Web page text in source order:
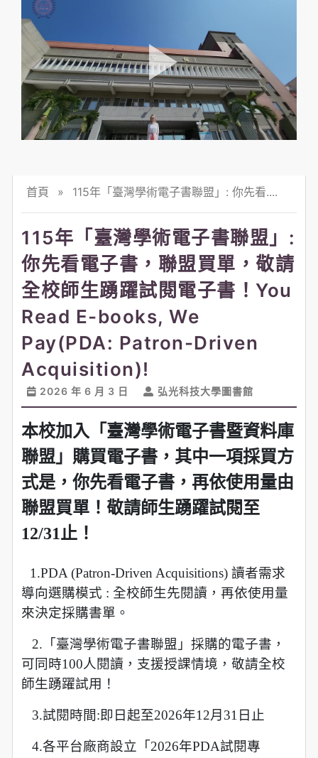
首頁 » 115年「臺灣學術電子書聯盟」: 你先看....
115年「臺灣學術電子書聯盟」:
你先看電子書，聯盟買單，敬請
全校師生踴躍試閱電子書！You
Read E-books, We
Pay(PDA: Patron-Driven
Acquisition)!
2026 年 6 月 3 日 弘光科技大學圖書館
本校加入「臺灣學術電子書暨資料庫
聯盟」購買電子書，其中一項採買方
式是， 你先看電子書，再依使用量由
聯盟買單！敬請師生踴躍試閱至
12/31止！
1.PDA (Patron-Driven Acquisitions) 讀者需求
導向選購模式 : 全校師生先閱讀， 再依使用量
來決定採購書單。
2.「臺灣學術電子書聯盟」採購的電子書，
可同時100人閱讀， 支援授課情境，敬請全校
師生踴躍試用！
3.試閱時間:即日起至2026年12月31日止
4.各平台廠商設立「2026年PDA試閱專